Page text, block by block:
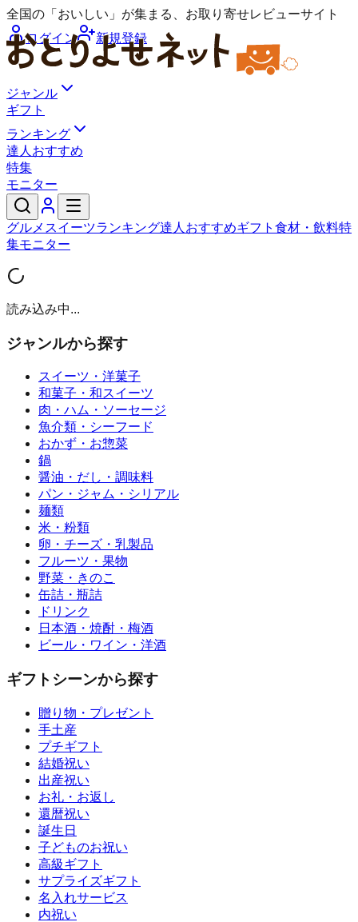
全国の「おいしい」が集まる、お取り寄せレビューサイト
ログイン
新規登録
ジャンル
ギフト
ランキング
達人おすすめ
特集
モニター
グルメ スイーツランキング達人おすすめギフト 食材・飲料特
集モニター
読み込み中...
ジャンルから探す
スイーツ・洋菓子
和菓子・和スイーツ
肉・ハム・ソーセージ
魚介類・シーフード
おかず・お惣菜
鍋
醤油・だし・調味料
パン・ジャム・シリアル
麺類
米・粉類
卵・チーズ・乳製品
フルーツ・果物
野菜・きのこ
缶詰・瓶詰
ドリンク
日本酒・焼酎・梅酒
ビール・ワイン・洋酒
ギフトシーンから探す
贈り物・プレゼント
手土産
プチギフト
結婚祝い
出産祝い
お礼・お返し
還暦祝い
誕生日
子どものお祝い
高級ギフト
サプライズギフト
名入れサービス
内祝い